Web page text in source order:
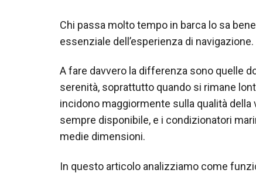
Chi passa molto tempo in barca lo sa
essenziale dell’esperienza di navigazione.
A fare davvero la differenza sono quelle
serenità, soprattutto quando si rimane
incidono maggiormente sulla qualità
sempre disponibile, e i condizionatori
medie dimensioni.
In questo articolo analizziamo come